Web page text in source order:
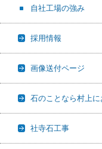
自社工場の強み
採用情報
画像送付ページ
石のことなら村上に
社寺石工事